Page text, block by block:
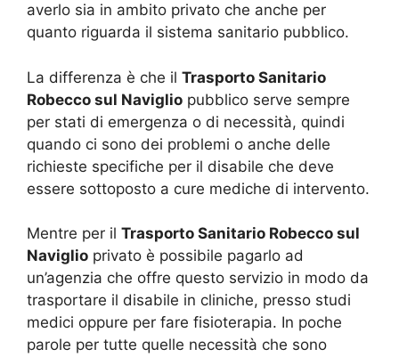
averlo sia in ambito privato che anche per
quanto riguarda il sistema sanitario pubblico.
La differenza è che il Trasporto Sanitario
Robecco sul Naviglio pubblico serve sempre
per stati di emergenza o di necessità, quindi
quando ci sono dei problemi o anche delle
richieste specifiche per il disabile che deve
essere sottoposto a cure mediche di intervento.
Mentre per il Trasporto Sanitario Robecco sul
Naviglio privato è possibile pagarlo ad
un’agenzia che offre questo servizio in modo da
trasportare il disabile in cliniche, presso studi
medici oppure per fare fisioterapia. In poche
parole per tutte quelle necessità che sono